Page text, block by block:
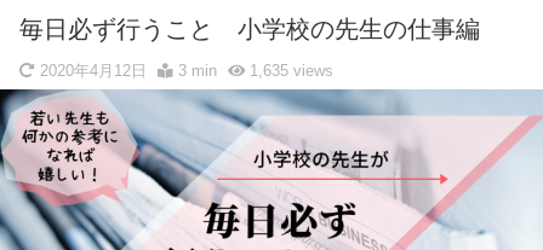
毎日必ず行うこと 小学校の先生の仕事編
2020年4月12日 3 min 1,635views